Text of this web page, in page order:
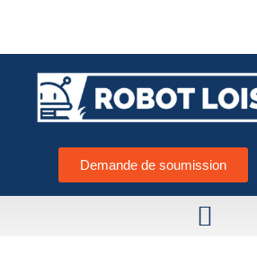
Demande de soumission
LE SPÉCIALISTE DU ROBOT
MONTRÉAL, LAVAL,
ET